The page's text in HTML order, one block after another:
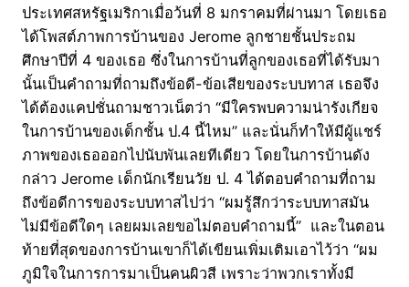
ประเทศสหรัฐเมริกาเมื่อว้นที่ 8 มกราคมที่ผ่านมา โดยเธอ
ได้โพสต์ภาพการบ้านของ Jerome ลูกชายชั้นประถม
ศึกษาปีที่ 4 ของเธอ ซึ่งในการบ้านที่ลูกของเธอที่ได้รับมา
นั้นเป็นคำถามที่ถามถึงข้อดี-ข้อเสียของระบบทาส เธอจึง
ได้ต้องแคปชั่นถามชาวเน็ตว่า “มีใครพบความน่ารังเกียจ
ในการบ้านของเด็กชั้น ป.4 นี้ไหม” และนั่นก็ทำให้มีผู้แชร์
ภาพของเธอออกไปนับพันเลยทีเดียว โดยในการบ้านดัง
กล่าว Jerome เด็กนักเรียนวัย ป. 4 ได้ตอบคำถามที่ถาม
ถึงข้อดีการของระบบทาสไปว่า “ผมรู้สึกว่าระบบทาสมัน
ไม่มีข้อดีใดๆ เลยผมเลยขอไม่ตอบคำถามนี้” และในตอน
ท้ายที่สุดของการบ้านเขาก็ได้เขียนเพิ่มเติมเอาไว้ว่า “ผม
ภูมิใจในการการมาเป็นคนผิวสี เพราะว่าพวกเราทั้งมี